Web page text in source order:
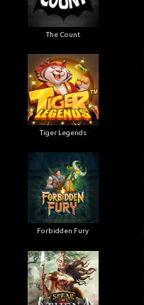
The Count
Tiger Legends
Forbidden Fury